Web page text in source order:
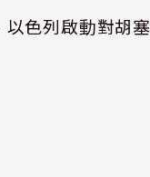
色列啟動對胡塞